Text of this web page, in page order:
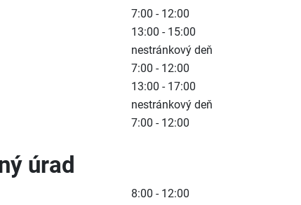
7:00 - 12:00
13:00 - 15:00
nestránkový deň
7:00 - 12:00
13:00 - 17:00
nestránkový deň
7:00 - 12:00
úrad
8:00 - 12:00